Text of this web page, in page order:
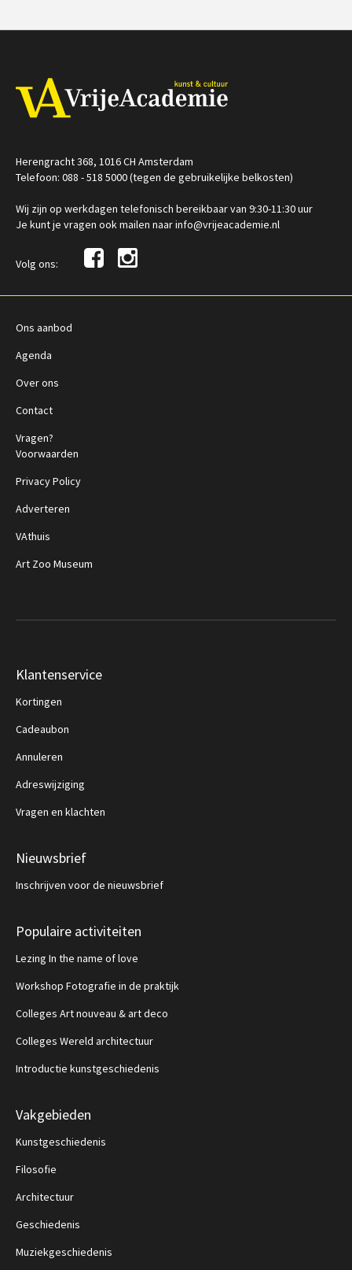
aug
Herengracht 368, 1016 CH Amsterdam
Telefoon: 088 - 518 5000 (tegen de gebruikelijke belkosten)
Wij zijn op werkdagen telefonisch bereikbaar van 9:30-11:30 uur
Je kunt je vragen ook mailen naar info@vrijeacademie.nl
Volg ons:
Ons aanbod
Agenda
Over ons
Contact
Vragen?
Voorwaarden
Privacy Policy
Adverteren
VAthuis
Art Zoo Museum
Klantenservice
Kortingen
Cadeaubon
Annuleren
Adreswijziging
Vragen en klachten
Nieuwsbrief
Inschrijven voor de nieuwsbrief
Populaire activiteiten
Lezing In the name of love
Workshop Fotografie in de praktijk
Colleges Art nouveau & art deco
Colleges Wereld architectuur
Introductie kunstgeschiedenis
Vakgebieden
Kunstgeschiedenis
Filosofie
Architectuur
Geschiedenis
Muziekgeschiedenis